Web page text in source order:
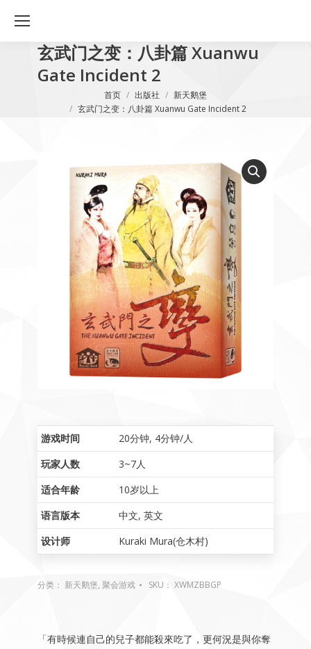
玄武门之变：八卦篇 Xuanwu
Gate Incident 2
首页 出版社
新天鹅堡
玄武门之变：八卦篇 Xuanwu Gate Incident 2
游戏时间 20分钟, 4分钟/人
玩家人数
3~7人
适合年龄
10岁以上
语言版本
中文, 英文
设计师
Kuraki Mura(仓木村)
分类： 新天鹅堡, 聚会游戏 SKU： XWMZBBGP
「有時候連自己的兒子都能殺來吃了，更何況是與你奪